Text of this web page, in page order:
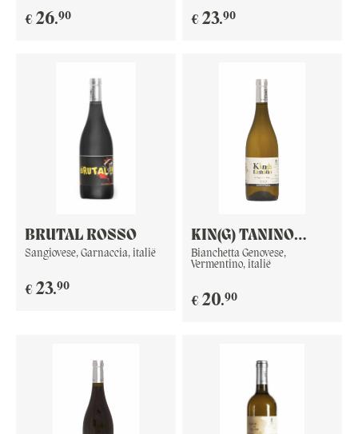
€ 26.90 € 23.90
BRUTAL ROSSO
Sangiovese, Garnaccia, italië
€ 23.90
KIN(G) TANINO
BIANCO
Bianchetta Genovese,
Vermentino, italië
€ 20.90